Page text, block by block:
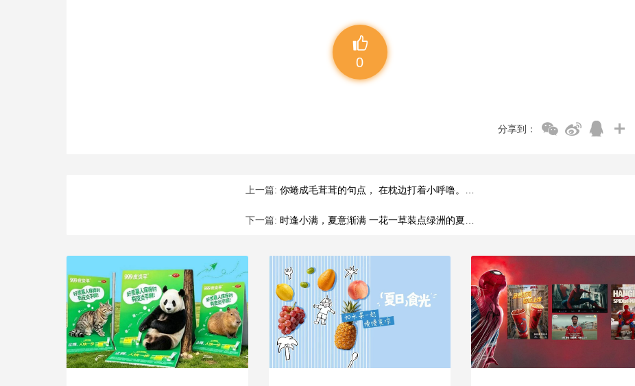
0
分享到：
上一篇: 你蜷成毛茸茸的句点， 在枕边打着小呼噜。…
下一篇: 时逢小满，夏意渐满 一花一草装点绿洲的夏…